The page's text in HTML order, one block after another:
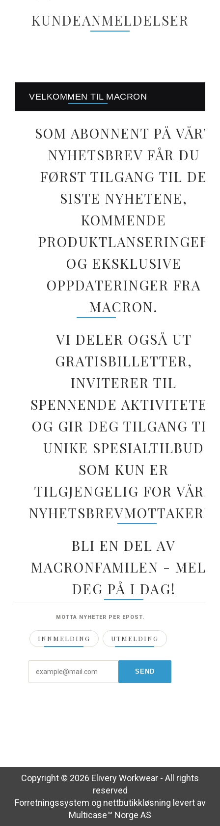
KUNDEANMELDELSER
VELKOMMEN TIL MACRON
SOM ABONNENT PÅ VÅRT
NYHETSBREV FÅR DU
FØRST TILGANG TIL DE
SISTE NYHETENE,
KOMMENDE
PRODUKTLANSERINGER
OG EKSKLUSIVE
OPPDATERINGER FRA
MACRON.
VI DELER OGSÅ UT
GRATISBILLETTER,
INVITERER TIL
SPENNENDE AKTIVITETER
OG GIR DEG TILGANG TIL
UNIKE SPESIALTILBUD
SOM KUN ER
TILGJENGELIG FOR VÅRE
NYHETSBREVMOTTAKERE.
BLI EN DEL AV
MACRONFAMILEN - MELD
DEG PÅ I DAG!
MOTTA NYHETER PER EPOST.
INNMELDING UTMELDING
Copyright © 2026 Elivery Workwear - All rights
reserved
Forretningssystem og nettbutikkløsning levert av
Multicase™ Norge AS